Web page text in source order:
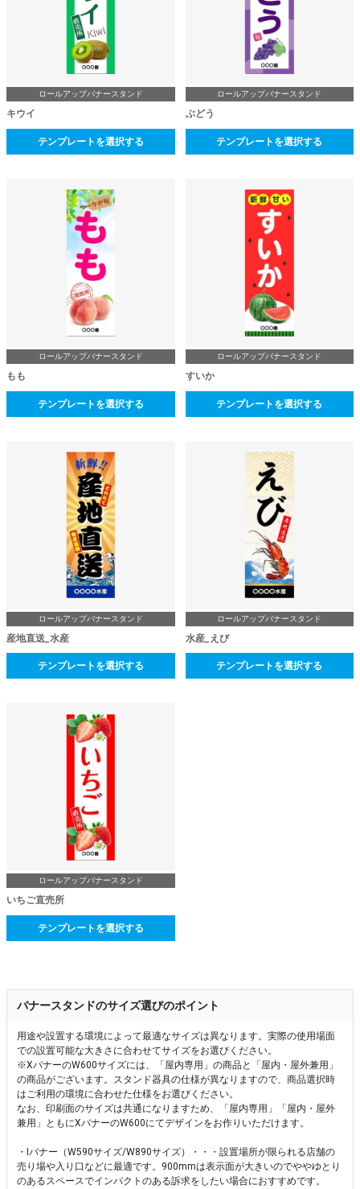
ロールアップバナースタンド
キウイ
テンプレートを選択する
ロールアップバナースタンド
ぶどう
テンプレートを選択する
ロールアップバナースタンド
もも
テンプレートを選択する
ロールアップバナースタンド
すいか
テンプレートを選択する
ロールアップバナースタンド
産地直送_水産
テンプレートを選択する
ロールアップバナースタンド
水産_えび
テンプレートを選択する
ロールアップバナースタンド
いちご直売所
テンプレートを選択する
バナースタンドのサイズ選びのポイント
用途や設置する環境によって最適なサイズは異なります。実際の使用場面
での設置可能な大きさに合わせてサイズをお選びください。
※XバナーのW600サイズには、「屋内専用」の商品と「屋内・屋外兼用」
の商品がございます。スタンド器具の仕様が異なりますので、商品選択時
はご利用の環境に合わせた仕様をお選びください。
なお、印刷面のサイズは共通になりますため、「屋内専用」「屋内・屋外
兼用」ともにXバナーのW600にてデザインをお作りいただけます。
・Iバナー（W590サイズ/W890サイズ）・・・設置場所が限られる店舗の
売り場や入り口などに最適です。900mmは表示面が大きいのでややゆとり
のあるスペースでインパクトのある訴求をしたい場合におすすめです。